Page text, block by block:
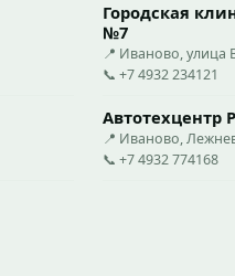
Городская
№7
📍 Иваново, улица
📞 +7 4932 234121
Автотехцентр
📍 Иваново,
📞 +7 4932 774168